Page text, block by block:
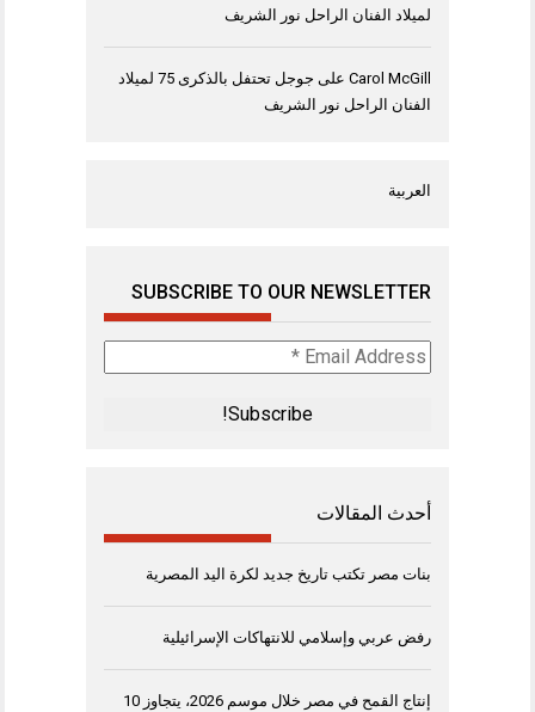
لميلاد الفنان الراحل نور الشريف
Carol McGill على
جوجل تحتفل بالذكرى 75 لميلاد
الفنان الراحل نور الشريف
العربية
SUBSCRIBE TO OUR NEWSLETTER
Email
Address
أحدث المقالات
بنات مصر تكتب تاريخ جديد لكرة اليد المصرية
رفض عربي وإسلامي للانتهاكات الإسرائيلية
إنتاج القمح في مصر خلال موسم 2026، يتجاوز 10